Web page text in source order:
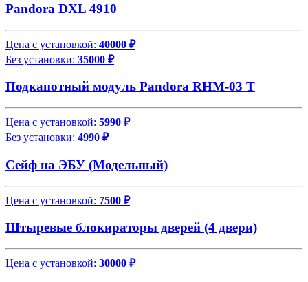
Pandora DXL 4910
Цена с установкой: 40000 ₽
Без установки: 35000 ₽
Подкапотный модуль Pandora RHM-03 T
Цена с установкой: 5990 ₽
Без установки: 4990 ₽
Сейф на ЭБУ (Модельный)
Цена с установкой: 7500 ₽
Штыревые блокираторы дверей (4 двери)
Цена с установкой: 30000 ₽